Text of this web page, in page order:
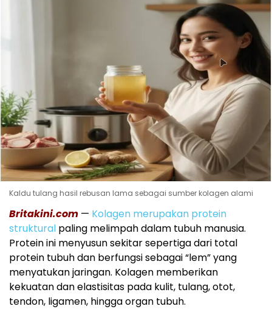
Kaldu tulang hasil rebusan lama sebagai sumber kolagen alami
Britakini.com — Kolagen merupakan protein
struktural paling melimpah dalam tubuh manusia.
Protein ini menyusun sekitar sepertiga dari total
protein tubuh dan berfungsi sebagai “lem” yang
menyatukan jaringan. Kolagen memberikan
kekuatan dan elastisitas pada kulit, tulang, otot,
tendon, ligamen, hingga organ tubuh.